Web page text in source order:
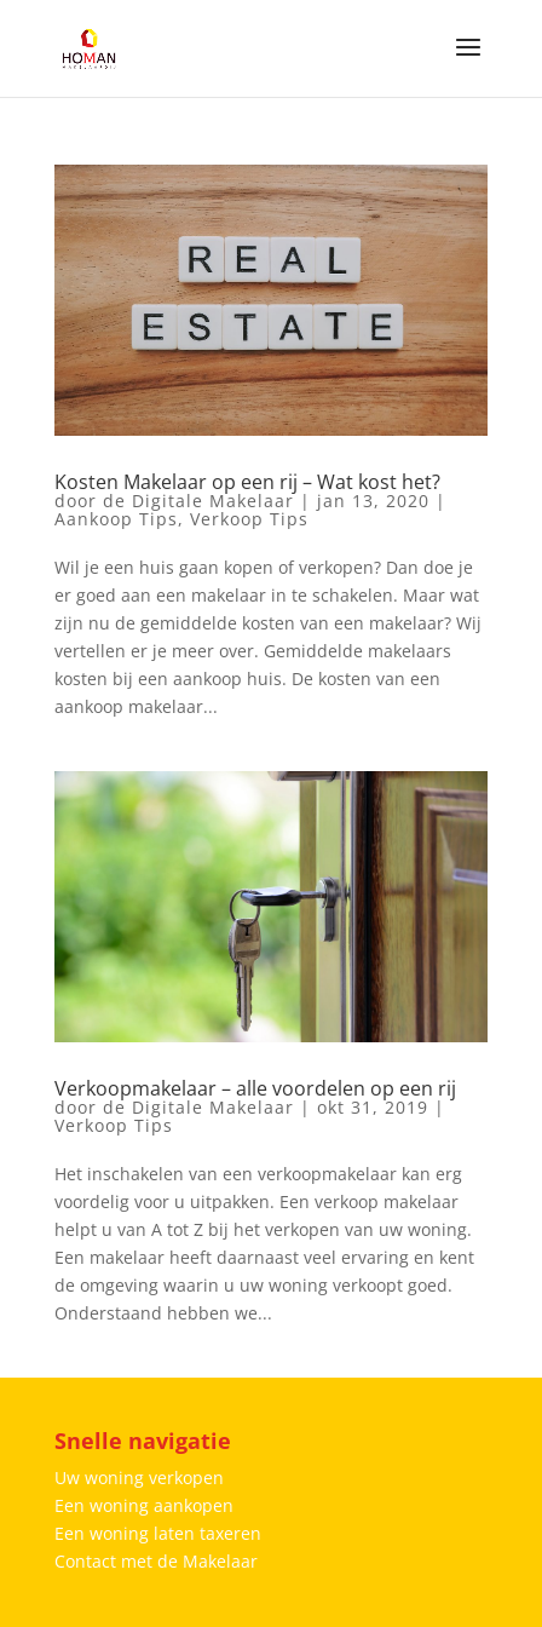
Kosten Makelaar op een rij – Wat kost het?
door de Digitale Makelaar| jan 13, 2020 |
Aankoop Tips, Verkoop Tips
Wil je een huis gaan kopen of verkopen? Dan doe je
er goed aan een makelaar in te schakelen. Maar wat
zijn nu de gemiddelde kosten van een makelaar? Wij
vertellen er je meer over. Gemiddelde makelaars
kosten bij een aankoop huis. De kosten van een
aankoop makelaar...
Verkoopmakelaar – alle voordelen op een rij
door de Digitale Makelaar | okt 31, 2019 |
Verkoop Tips
Het inschakelen van een verkoopmakelaar kan erg
voordelig voor u uitpakken. Een verkoop makelaar
helpt u van A tot Z bij het verkopen van uw woning.
Een makelaar heeft daarnaast veel ervaring en kent
de omgeving waarin u uw woning verkoopt goed.
Onderstaand hebben we...
Snelle navigatie
Uw woning verkopen
Een woning aankopen
Een woning laten taxeren
Contact met de Makelaar